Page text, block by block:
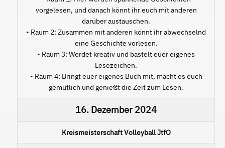
vorgelesen, und danach könnt ihr euch mit anderen
darüber austauschen.
• Raum 2: Zusammen mit anderen könnt ihr abwechselnd
eine Geschichte vorlesen.
• Raum 3: Werdet kreativ und bastelt euer eigenes
Lesezeichen.
• Raum 4: Bringt euer eigenes Buch mit, macht es euch
gemütlich und genießt die Zeit zum Lesen.
16. Dezember 2024
Kreismeisterschaft Volleyball JtfO